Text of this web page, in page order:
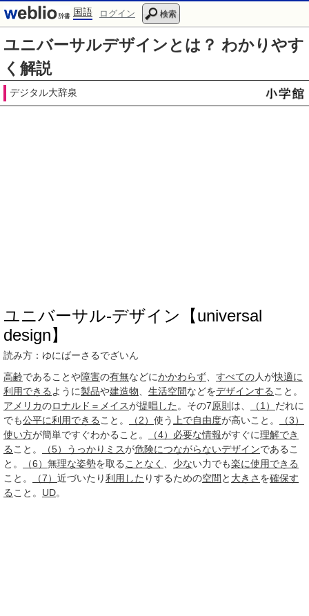
国語 ログイン 検索
ユニバーサルデザインとは？ わかりやす
く解説
デジタル大辞泉
ユニバーサル‐デザイン【universal
design】
読み方：ゆにばーさるでざいん
高齢であることや障害の有無などにかかわらず すべての人が快適に
利用できる ように製品や建造物 生活空間などをデザインする こと。
アメリカのロナルド＝メイスが提唱した 。その7原則 は、 （1） だれに
でも公平に利用できる こと。 （2） 使う 上で自由度が高いこと。
（3）
使い方が簡単ですぐわかること。 （4） 必要な情報がすぐに理解でき
る こと。 （5） うっかりミスが危険につながらないデザインであるこ
と。
（6） 無理な姿勢を取る ことなく 少ない力でも楽に使用できる
こと。
（7） 近づいたり利用した りするための空間 と 大きさ を確保す
る こと。 UD。